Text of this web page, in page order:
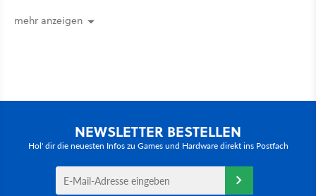
mehr anzeigen
NEWSLETTER BESTELLEN
Hol' dir die neuesten Infos zu Games und Hardware direkt ins Postfach